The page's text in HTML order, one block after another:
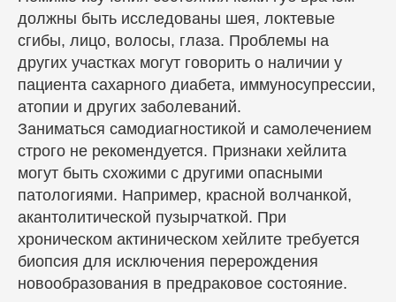
должны быть исследованы шея, локтевые
сгибы, лицо, волосы, глаза. Проблемы на
других участках могут говорить о наличии у
пациента сахарного диабета, иммуносупрессии,
атопии и других заболеваний.
Заниматься самодиагностикой и самолечением
строго не рекомендуется. Признаки хейлита
могут быть схожими с другими опасными
патологиями. Например, красной волчанкой,
акантолитической пузырчаткой. При
хроническом актиническом хейлите требуется
биопсия для исключения перерождения
новообразования в предраковое состояние.